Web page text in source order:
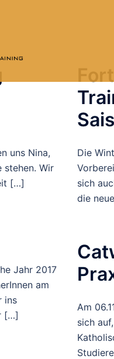
uns Nina,
stehen. Wir
[…]
Die
sich
die
Jahr 2017
am
ins
[…]
Am
sich